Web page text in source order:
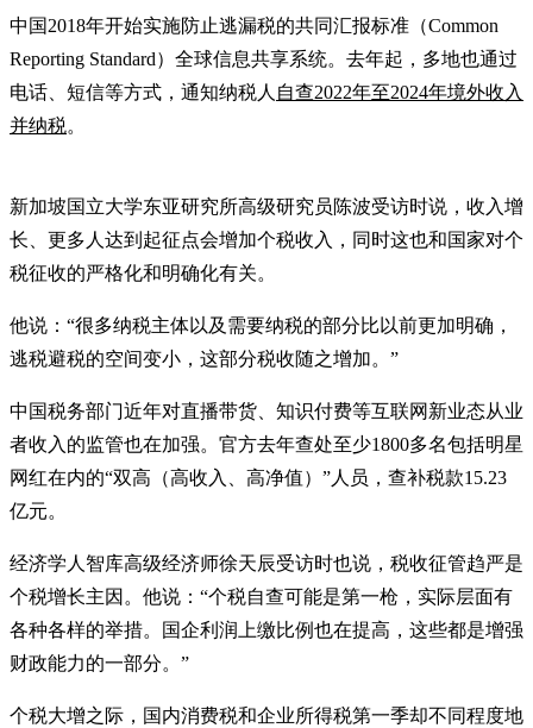
中国2018年开始实施防止逃漏税的共同汇报标准（Common
Reporting Standard）全球信息共享系统。去年起，多地也通过
电话、短信等方式，通知纳税人 自查2022年至2024年境外收入
并纳税。
新加坡国立大学东亚研究所高级研究员陈波受访时说，收入增
长、更多人达到起征点会增加个税收入，同时这也和国家对个
税征收的严格化和明确化有关。
他说：“很多纳税主体以及需要纳税的部分比以前更加明确，
逃税避税的空间变小，这部分税收随之增加。”
中国税务部门近年对直播带货、知识付费等互联网新业态从业
者收入的监管也在加强。官方去年查处至少1800多名包括明星
网红在内的“双高（高收入、高净值）”人员，查补税款15.23
亿元。
经济学人智库高级经济师徐天辰受访时也说，税收征管趋严是
个税增长主因。他说：“个税自查可能是第一枪，实际层面有
各种各样的举措。国企利润上缴比例也在提高，这些都是增强
财政能力的一部分。”
个税大增之际，国内消费税和企业所得税第一季却不同程度地